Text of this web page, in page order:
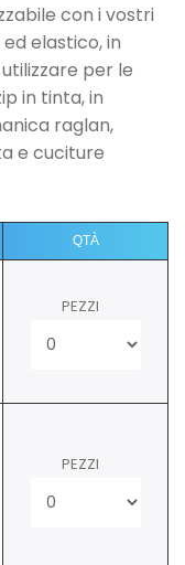
con i vostri
elastico, in
per le
in tinta, in
raglan,
e cuciture
QTÀ
PEZZI
PEZZI